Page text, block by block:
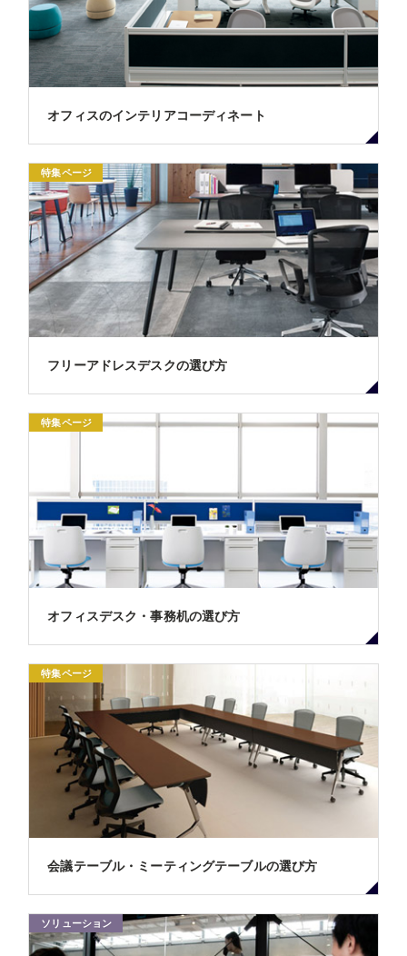
オフィスのインテリアコーディネート
特集ページ
フリーアドレスデスクの選び方
特集ページ
オフィスデスク・事務机の選び方
特集ページ
会議テーブル・ミーティングテーブルの選び方
ソリューション